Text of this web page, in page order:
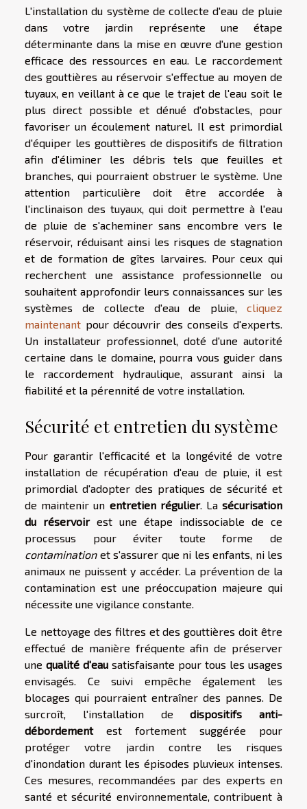
L'installation du système de collecte d'eau de pluie
dans votre jardin représente une étape
déterminante dans la mise en œuvre d'une gestion
efficace des ressources en eau. Le raccordement
des gouttières au réservoir s'effectue au moyen de
tuyaux, en veillant à ce que le trajet de l'eau soit le
plus direct possible et dénué d'obstacles, pour
favoriser un écoulement naturel. Il est primordial
d'équiper les gouttières de dispositifs de filtration
afin d'éliminer les débris tels que feuilles et
branches, qui pourraient obstruer le système. Une
attention particulière doit être accordée à
l'inclinaison des tuyaux, qui doit permettre à l'eau
de pluie de s'acheminer sans encombre vers le
réservoir, réduisant ainsi les risques de stagnation
et de formation de gîtes larvaires. Pour ceux qui
recherchent une assistance professionnelle ou
souhaitent approfondir leurs connaissances sur les
systèmes de collecte d'eau de pluie, cliquez
maintenant pour découvrir des conseils d'experts.
Un installateur professionnel, doté d'une autorité
certaine dans le domaine, pourra vous guider dans
le raccordement hydraulique, assurant ainsi la
fiabilité et la pérennité de votre installation.
Sécurité et entretien du système
Pour garantir l'efficacité et la longévité de votre
installation de récupération d'eau de pluie, il est
primordial d'adopter des pratiques de sécurité et
de maintenir un entretien régulier. Lasécurisation
du réservoirest une étape indissociable de ce
processus pour éviter toute forme de
contaminationet s'assurer que ni les enfants, ni les
animaux ne puissent y accéder. La prévention de la
contamination est une préoccupation majeure qui
nécessite une vigilance constante.
Le nettoyage des filtres et des gouttières doit être
effectué de manière fréquente afin de préserver
une qualité d'eau satisfaisante pour tous les usages
envisagés. Ce suivi empêche également les
blocages qui pourraient entraîner des pannes. De
surcroît, l'installation dedispositifs anti-
débordementest fortement suggérée pour
protéger votre jardin contre les risques
d'inondation durant les épisodes pluvieux intenses.
Ces mesures, recommandées par des experts en
santé et sécurité environnementale, contribuent à